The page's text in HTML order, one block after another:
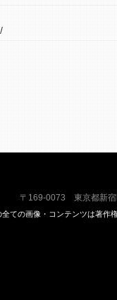
〒169-0073 東京都新宿
の画像・コンテンツは著作権